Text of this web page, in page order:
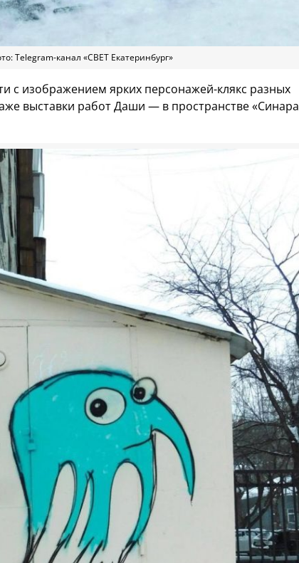
Telegram-канал «СВЕТ Екатеринбург»
с изображением ярких персонажей-клякс разных
выставки работ Даши — в пространстве «Синара